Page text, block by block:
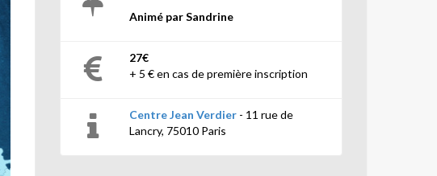
Animé par Sandrine
27€
+ 5 € en cas de première inscription
Centre Jean Verdier - 11 rue de
Lancry, 75010 Paris